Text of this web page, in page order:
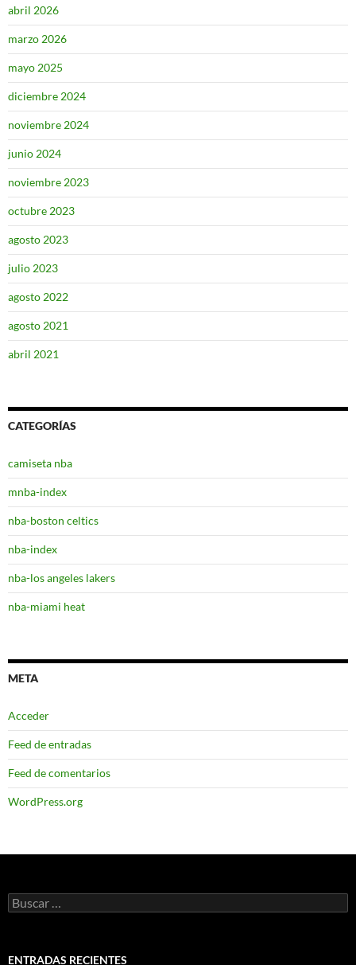
abril 2026
marzo 2026
mayo 2025
diciembre 2024
noviembre 2024
junio 2024
noviembre 2023
octubre 2023
agosto 2023
julio 2023
agosto 2022
agosto 2021
abril 2021
CATEGORÍAS
camiseta nba
mnba-index
nba-boston celtics
nba-index
nba-los angeles lakers
nba-miami heat
META
Acceder
Feed de entradas
Feed de comentarios
WordPress.org
Buscar:
ENTRADAS RECIENTES